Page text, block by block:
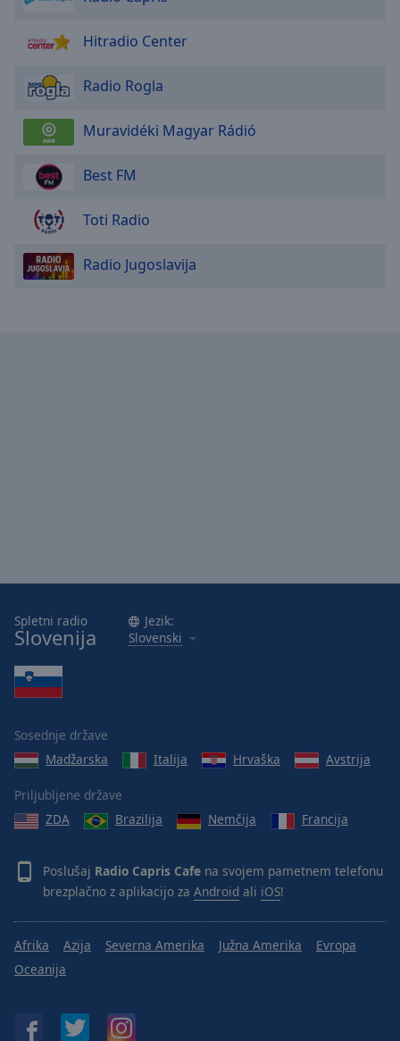
Hitradio Center
Radio Rogla
Muravidéki Magyar Rádió
Best FM
Toti Radio
Radio Jugoslavija
Spletni radio
Slovenija
Jezik:
Slovenski
Sosednje države
Madžarska
Italija Hrvaška Avstrija
Priljubljene države
ZDA
Brazilija Nemčija Francija
Poslušaj Radio Capris Cafe na svojem pametnem telefonu
brezplačno z aplikacijo za Android ali iOS!
Afrika Azija Severna Amerika Južna Amerika
Evropa
Oceanija